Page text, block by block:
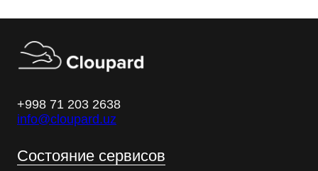
+998 71 203 2638
info@cloupard.uz
Состояние сервисов